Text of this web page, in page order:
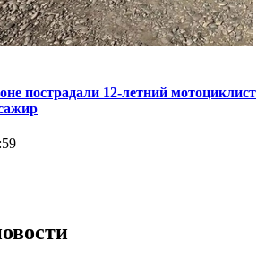
пострадали 12-летний мотоциклист